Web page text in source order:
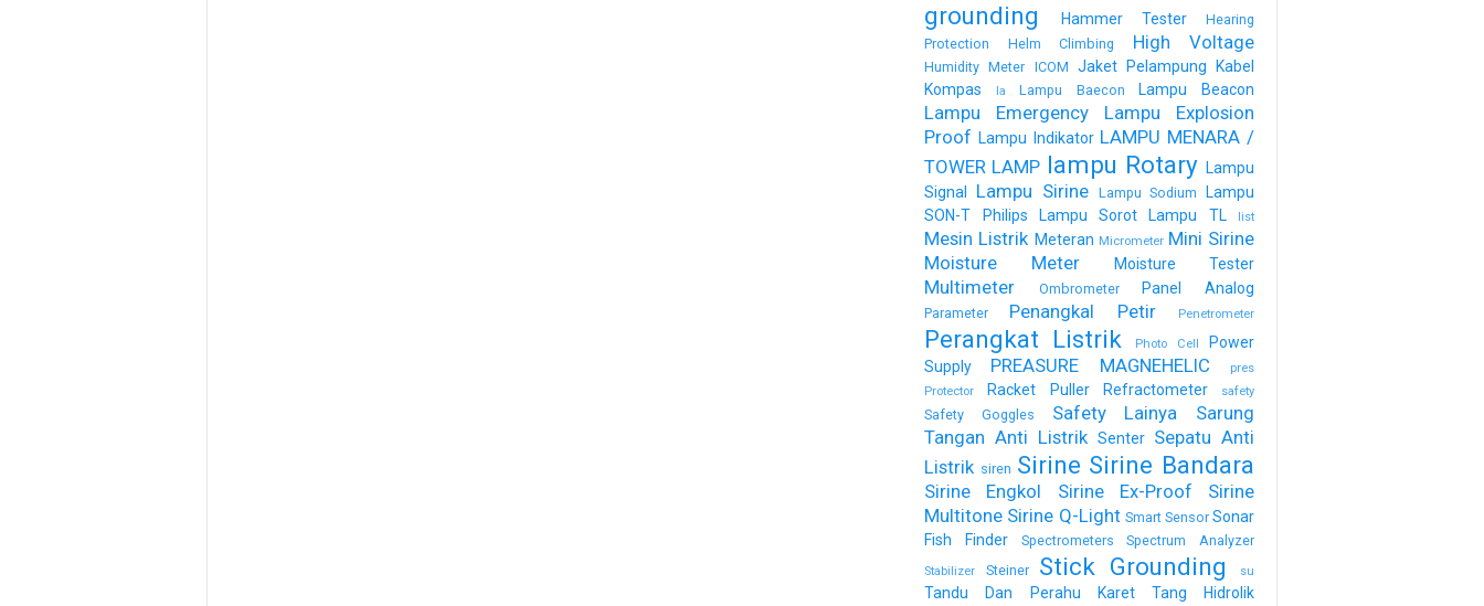
grounding Hammer Tester
Hearing
Protection
Helm Climbing High Voltage
Humidity Meter ICOM Jaket Pelampung
Kabel
Kompas
la Lampu Baecon Lampu Beacon
Lampu Emergency
Lampu Explosion
Proof Lampu Indikator LAMPU MENARA /
TOWER LAMP lampu Rotary Lampu
Signal
Lampu Sirine Lampu Sodium
Lampu
SON-T Philips
Lampu Sorot Lampu TL list
Mesin Listrik Meteran Micrometer Mini Sirine
Moisture Meter
Moisture Tester
Multimeter Ombrometer Panel Analog
Parameter Penangkal Petir Penetrometer
Perangkat Listrik Photo Cell
Power
Supply
PREASURE MAGNEHELIC
pres
Protector
Racket Puller Refractometer safety
Safety Goggles Safety Lainya
Sarung
Tangan Anti Listrik Senter Sepatu Anti
Listrik siren Sirine Sirine Bandara
Sirine Engkol Sirine Ex-Proof
Sirine
Multitone Sirine Q-Light Smart Sensor Sonar
Fish Finder
Spectrometers Spectrum Analyzer
Stabilizer Steiner Stick Grounding su
Tandu Dan Perahu Karet Tang Hidrolik